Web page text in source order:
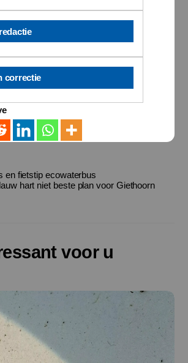
correctie
en fietstip ecowaterbus
hart niet beste plan voor Giethoorn
voor u